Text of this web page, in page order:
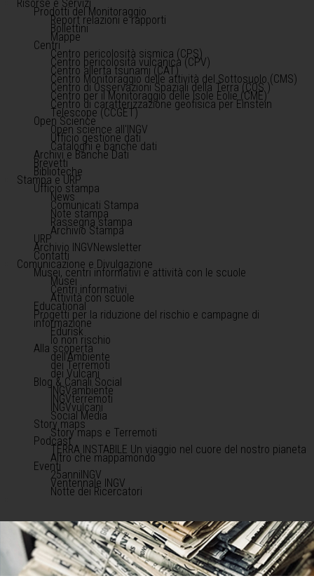
Risorse e Servizi
Prodotti del Monitoraggio
Report relazioni e rapporti
Bollettini
Mappe
Centri
Centro pericolosità sismica (CPS)
Centro pericolosità vulcanica (CPV)
Centro allerta tsunami (CAT)
Centro Monitoraggio delle attività del Sottosuolo (CMS)
Centro di Osservazioni Spaziali della Terra (COS )
Centro per il Monitoraggio delle Isole Eolie (CME)
Centro di caratterizzazione geofisica per Einstein
Telescope (CCGET)
Open Science
Open science all'INGV
Ufficio gestione dati
Cataloghi e banche dati
Archivi e Banche Dati
Brevetti
Biblioteche
Stampa e URP
Ufficio stampa
News
Comunicati Stampa
Note stampa
Rassegna stampa
Archivio Stampa
URP
Archivio INGVNewsletter
Contatti
Comunicazione e Divulgazione
Musei, centri informativi e attività con le scuole
Musei
Centri informativi
Attività con scuole
Educational
Progetti per la riduzione del rischio e campagne di
informazione
Edurisk
Io non rischio
Alla scoperta
dell'Ambiente
dei Terremoti
dei Vulcani
Blog & Canali Social
INGVambiente
INGVterremoti
INGVvulcani
Social Media
Story maps
Story maps e Terremoti
Podcast
TERRA INSTABILE Un viaggio nel cuore del nostro pianeta
Altro che mappamondo
Eventi
25anniINGV
Ventennale INGV
Notte dei Ricercatori